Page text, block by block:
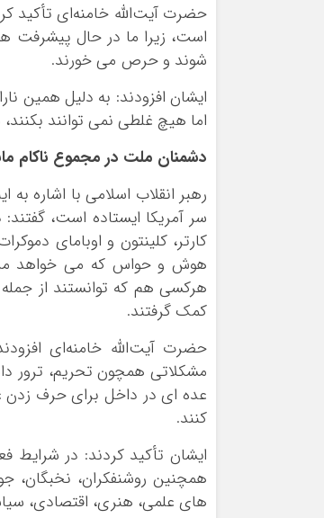
حضرت آیت‌الله خامنه‌ای تأکید
است، زیرا ما در حال پیشرفت
شوند و حرص می خورند.
ایشان افزودند: به دلیل همین
اما هیچ غلطی نمی توانند
دشمنان ملت در مجموع ناکام
رهبر انقلاب اسلامی با اشاره به
سر آمریکا ایستاده است،
کارتر، کلینتون و اوبامای
هوش و حواس که می خواهد
هرکسی هم که توانستند از
کمک گرفتند.
حضرت آیت‌الله خامنه‌ای
مشکلاتی همچون تحریم، ترور
عده ای در داخل برای حرف زدن
کنند.
ایشان تأکید کردند: در شرایط
همچنین روشنفکران،
های علمی، هنری، اقتصادی،